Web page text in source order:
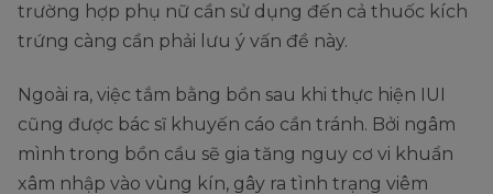
trường hợp phụ nữ cần sử dụng đến cả thuốc kích
trứng càng cần phải lưu ý vấn đề này.
Ngoài ra, việc tắm bằng bồn sau khi thực hiện IUI
cũng được bác sĩ khuyến cáo cần tránh. Bởi ngâm
mình trong bồn cầu sẽ gia tăng nguy cơ vi khuẩn
xâm nhập vào vùng kín, gây ra tình trạng viêm